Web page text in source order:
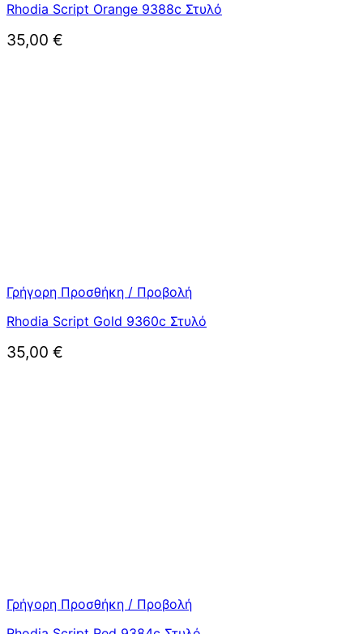
Rhodia Script Orange 9388c Στυλό
35,00 €
Γρήγορη Προσθήκη / Προβολή
Rhodia Script Gold 9360c Στυλό
35,00 €
Γρήγορη Προσθήκη / Προβολή